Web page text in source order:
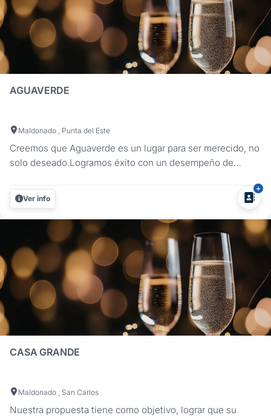
AGUAVERDE
Maldonado , Punta del Este
Creemos que Aguaverde es un lugar para ser merecido, no
solo deseado.Logramos éxito con un desempeño de
comprometida.¡Esfuerzo, creatividad y cuidado atento!
Estamos aquí para compartir las esperanzas e ilusiones de
una novia y su novio, pero...
Ver info
CASA GRANDE
Maldonado , San Carlos
Nuestra propuesta tiene como objetivo, lograr que su